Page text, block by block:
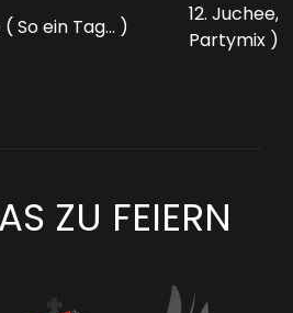
So ein Tag... )
12. Juchee,
Partymix )
ZU FEIERN